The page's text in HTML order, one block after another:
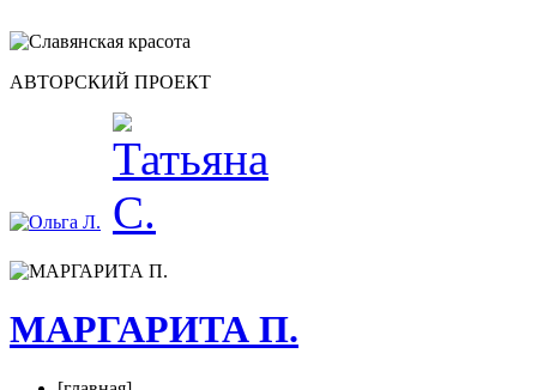
АВТОРСКИЙ ПРОЕКТ
МАРГАРИТА П.